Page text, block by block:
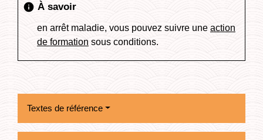
info À savoir
en arrêt maladie, vous pouvez suivre une action
de formation sous conditions.
Textes de référence